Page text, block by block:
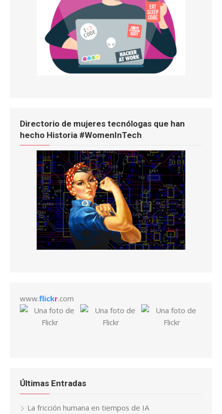
Directorio de mujeres tecnólogas que han
hecho Historia #WomenInTech
www.flickr.com
Últimas Entradas
La fricción humana en tiempos de IA